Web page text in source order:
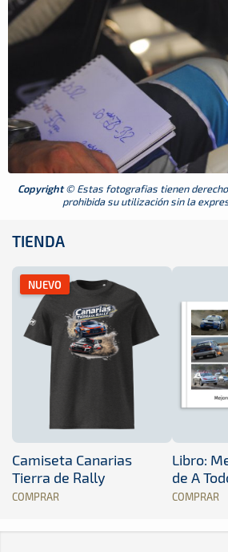
Copyright© Estas fotografias tienen
prohibida su utilización sin la
TIENDA
NUEVO
Camiseta Canarias
Tierra de Rally
COMPRAR
Libro:
de A
COMPRAR